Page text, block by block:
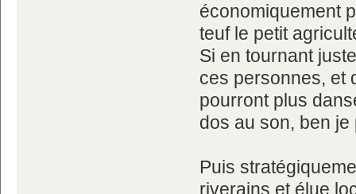
économiquement
teuf le petit
Si en tournant
ces personnes, et
pourront plus
dos au son, ben
Puis
riverains et élue